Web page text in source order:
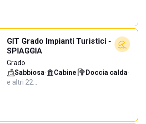
GIT Grado Impianti Turistici -
SPIAGGIA
Grado
Sabbiosa· Cabine· Doccia calda·
e altri 22…